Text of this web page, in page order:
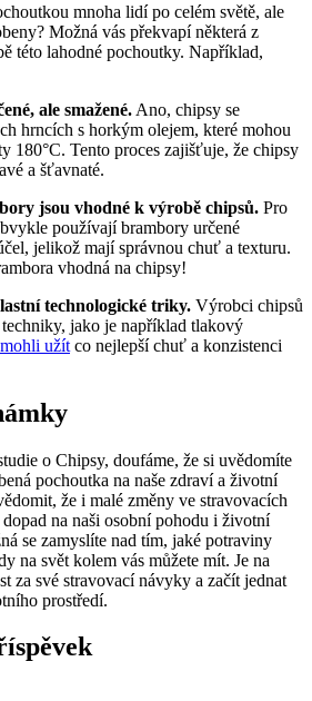
mnoha lidí po celém světě, ale
Možná vás překvapí některá z
této lahodné pochoutky. Například,
ale smažené. Ano, chipsy se
hrncích s horkým olejem, které mohou
180°C. Tento proces zajišťuje, že chipsy
a šťavnaté.
jsou vhodné k výrobě chipsů. Pro
používají brambory určené
jelikož mají správnou chuť a texturu.
vhodná na chipsy!
technologické triky. Výrobci chipsů
jako je například tlakový
užít co nejlepší chuť a konzistenci
o Chipsy, doufáme, že si uvědomíte
pochoutka na naše zdraví a životní
že i malé změny ve stravovacích
na naši osobní pohodu i životní
se zamyslíte nad tím, jaké potraviny
na svět kolem vás můžete mít. Je na
za své stravovací návyky a začít jednat
prostředí.